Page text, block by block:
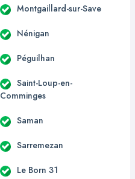
Montgaillard-sur-Save
Nénigan
Péguilhan
Saint-Loup-en-
Comminges
Saman
Sarremezan
Le Born 31